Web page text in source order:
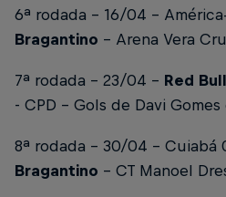
6ª rodada - 16/04 -
Bragantino - Arena Vera
7ª rodada - 23/04 - Red
- CPD - Gols de Davi Gomes
8ª rodada - 30/04 - Cuiabá
Bragantino - CT Manoel